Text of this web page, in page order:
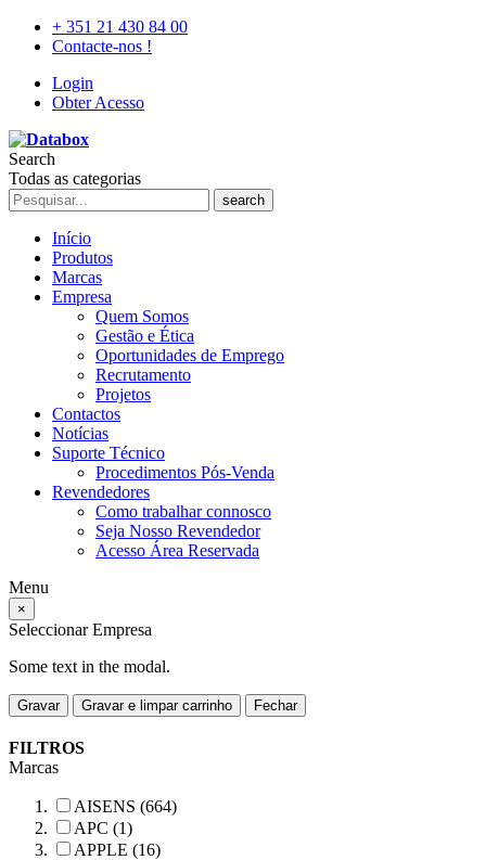
+ 351 21 430 84 00
Contacte-nos !
Login
Obter Acesso
Search
Todas as categorias
search
Início
Produtos
Marcas
Empresa
Quem Somos
Gestão e Ética
Oportunidades de Emprego
Recrutamento
Projetos
Contactos
Notícias
Suporte Técnico
Procedimentos Pós-Venda
Revendedores
Como trabalhar connosco
Seja Nosso Revendedor
Acesso Área Reservada
Menu
×
Seleccionar Empresa
Some text in the modal.
Gravar Gravar e limpar carrinho Fechar
FILTROS
Marcas
AISENS (664)
APC (1)
APPLE (16)